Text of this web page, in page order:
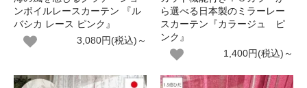
ンボイルレースカーテン 『ル
バシカ レース ピンク』
3,080円(税込)～
ら選べる日本製のミラーレー
スカーテン『カラージュ ピ
ンク』
1,400円(税込)～